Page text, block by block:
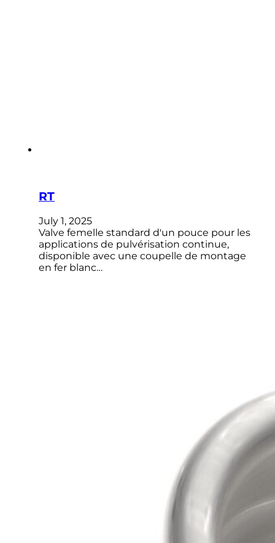
RT
July 1, 2025
Valve femelle standard d'un pouce pour les
applications de pulvérisation continue,
disponible avec une coupelle de montage
en fer blanc…